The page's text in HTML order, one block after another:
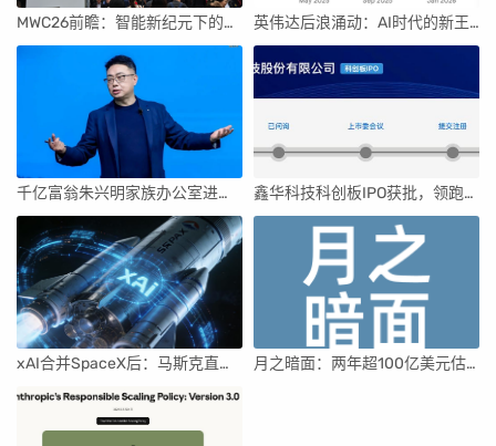
MWC26前瞻：智能新纪元下的科技盛宴 英伟达后浪涌动：AI时代的新王者与隐忧
千亿富翁朱兴明家族办公室进军VC圈 鑫华科技科创板IPO获批，领跑国内半导体材料市场
xAI合并SpaceX后：马斯克直接介入，团队压力激增 月之暗面：两年超100亿美元估值，K2.5引领AI新纪元